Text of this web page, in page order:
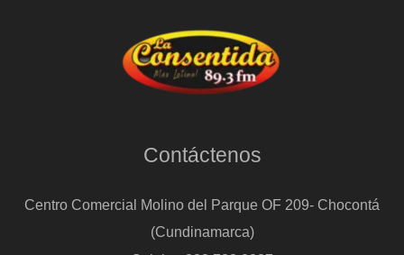
Contáctenos
Centro Comercial Molino del Parque OF 209- Chocontá
(Cundinamarca)